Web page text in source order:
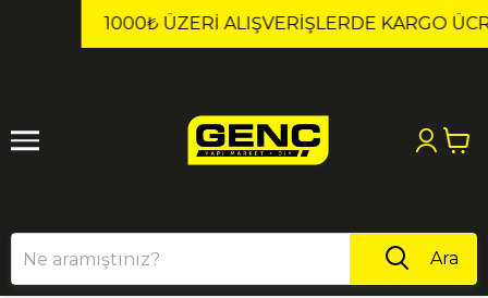
1000₺ ÜZERI ALIŞVERIŞLERDE KARGO ÜCRETSİZ!
1 2
Ara